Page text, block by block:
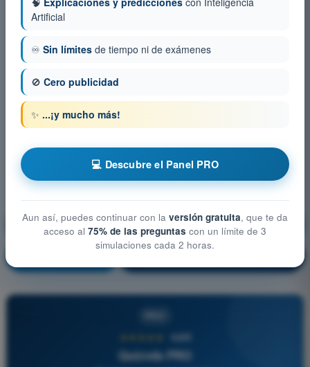
Limitaciones del rendimiento humano
4,6/5
Quizvds PRO
Artificial
♾️ Sin límites de tiempo ni de exámenes
🚫 Cero publicidad
✨ ...¡y mucho más!
💻 Descubre el Panel PRO
Aun así, puedes continuar con la versión gratuita, que te da
acceso al 75% de las preguntas con un límite de 3
simulaciones cada 2 horas.